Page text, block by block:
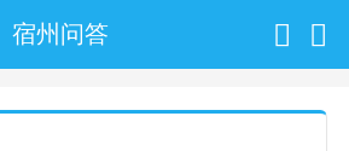
宿州问答